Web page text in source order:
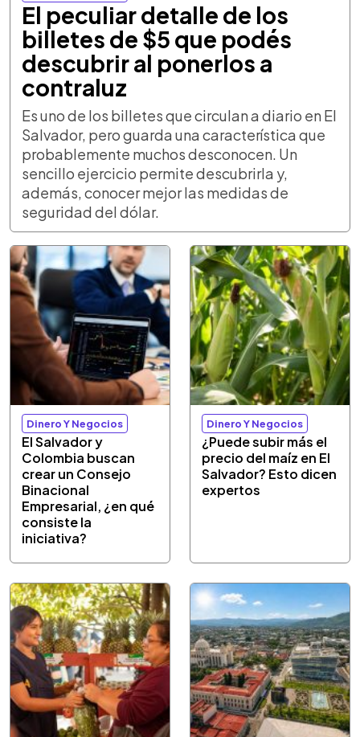
El peculiar detalle de los
billetes de $5 que podés
descubrir al ponerlos a
contraluz
Es uno de los billetes que circulan a diario en El
Salvador, pero guarda una característica que
probablemente muchos desconocen. Un
sencillo ejercicio permite descubrirla y,
además, conocer mejor las medidas de
seguridad del dólar.
Dinero Y Negocios
El Salvador y
Colombia buscan
crear un Consejo
Binacional
Empresarial, ¿en qué
consiste la
iniciativa?
Dinero Y Negocios
¿Puede subir más el
precio del maíz en El
Salvador? Esto dicen
expertos